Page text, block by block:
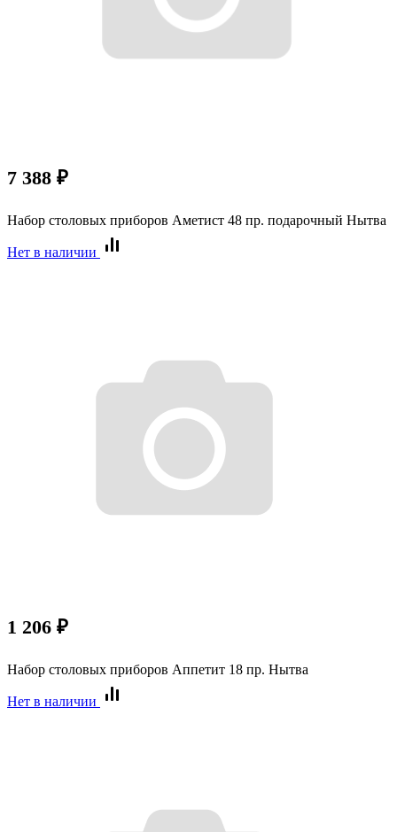
7 388 ₽
Набор столовых приборов Аметист 48 пр. подарочный Нытва
Нет в наличии
1 206 ₽
Набор столовых приборов Аппетит 18 пр. Нытва
Нет в наличии